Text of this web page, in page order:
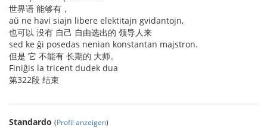
世界语 能够有，
aŭ ne havi siajn libere elektitajn gvidantojn,
也可以 没有 自己 自由选出的 领导人来
sed ke ĝi posedas nenian konstantan majstron.
但是 它 不能有 长期的 大师。
Finiĝis la tricent dudek dua
第322段 结束
Standardo (Profil anzeigen)